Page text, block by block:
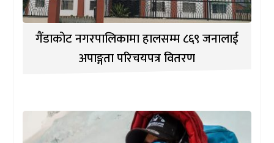
गैंडाकोट नगरपालिकामा हालसम्म ८६९ जनालाई
अपाङ्गता परिचयपत्र वितरण